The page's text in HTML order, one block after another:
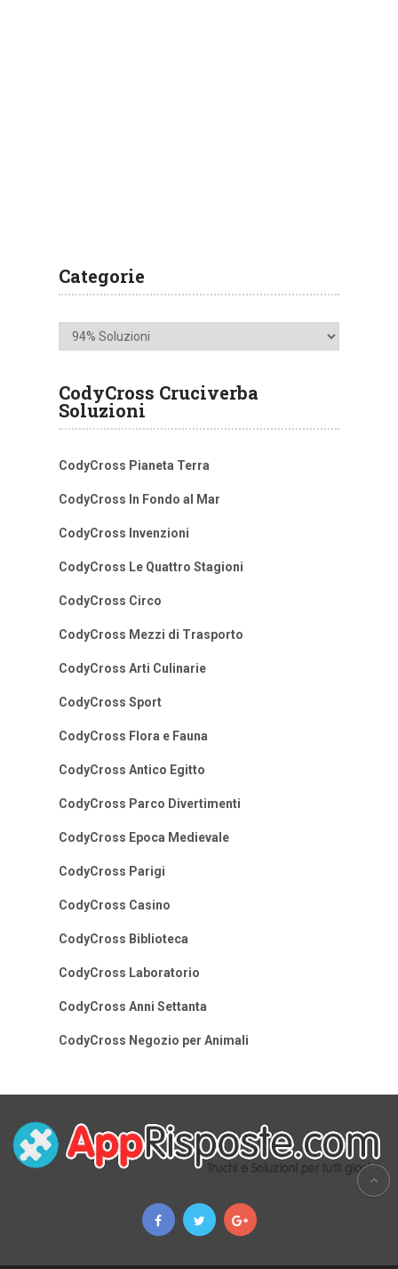
Categorie
Categorie
CodyCross Cruciverba
Soluzioni
CodyCross Pianeta Terra
CodyCross In Fondo al Mar
CodyCross Invenzioni
CodyCross Le Quattro Stagioni
CodyCross Circo
CodyCross Mezzi di Trasporto
CodyCross Arti Culinarie
CodyCross Sport
CodyCross Flora e Fauna
CodyCross Antico Egitto
CodyCross Parco Divertimenti
CodyCross Epoca Medievale
CodyCross Parigi
CodyCross Casino
CodyCross Biblioteca
CodyCross Laboratorio
CodyCross Anni Settanta
CodyCross Negozio per Animali